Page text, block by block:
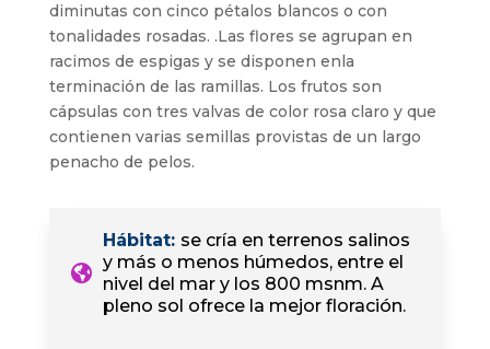
diminutas con cinco pétalos blancos o con
tonalidades rosadas. .Las flores se agrupan en
racimos de espigas y se disponen enla
terminación de las ramillas. Los frutos son
cápsulas con tres valvas de color rosa claro y que
contienen varias semillas provistas de un largo
penacho de pelos.
Hábitat: se cría en terrenos salinos
y más o menos húmedos, entre el
nivel del mar y los 800 msnm. A
pleno sol ofrece la mejor floración.